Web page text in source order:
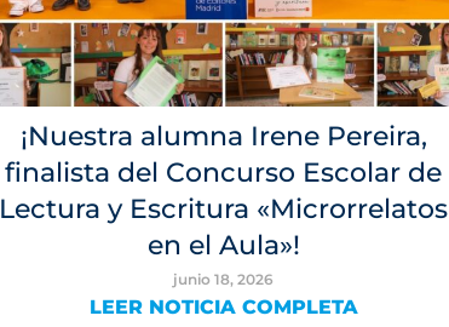
¡Nuestra alumna Irene Pereira,
finalista del Concurso Escolar de
Lectura y Escritura «Microrrelatos
en el Aula»!
junio 18, 2026
LEER NOTICIA COMPLETA